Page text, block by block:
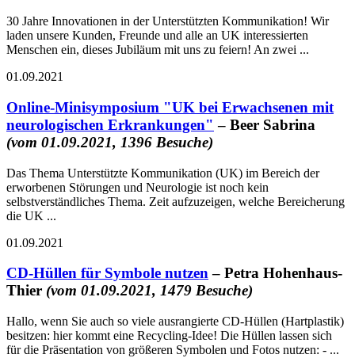
30 Jahre Innovationen in der Unterstützten Kommunikation! Wir
laden unsere Kunden, Freunde und alle an UK interessierten
Menschen ein, dieses Jubiläum mit uns zu feiern! An zwei ...
01.09.2021
Online-Minisymposium "UK bei Erwachsenen mit
neurologischen Erkrankungen" – Beer Sabrina
(vom 01.09.2021, 1396 Besuche)
Das Thema Unterstützte Kommunikation (UK) im Bereich der
erworbenen Störungen und Neurologie ist noch kein
selbstverständliches Thema. Zeit aufzuzeigen, welche Bereicherung
die UK ...
01.09.2021
CD-Hüllen für Symbole nutzen– Petra Hohenhaus-
Thier (vom 01.09.2021, 1479 Besuche)
Hallo, wenn Sie auch so viele ausrangierte CD-Hüllen (Hartplastik)
besitzen: hier kommt eine Recycling-Idee! Die Hüllen lassen sich
für die Präsentation von größeren Symbolen und Fotos nutzen: - ...